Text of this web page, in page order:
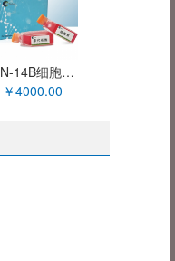
RIN-14B细胞（大鼠胰岛素瘤细胞）XY-R074
￥4000.00